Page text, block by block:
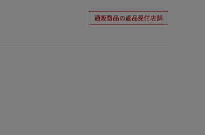
通販商品の返品受付店舗